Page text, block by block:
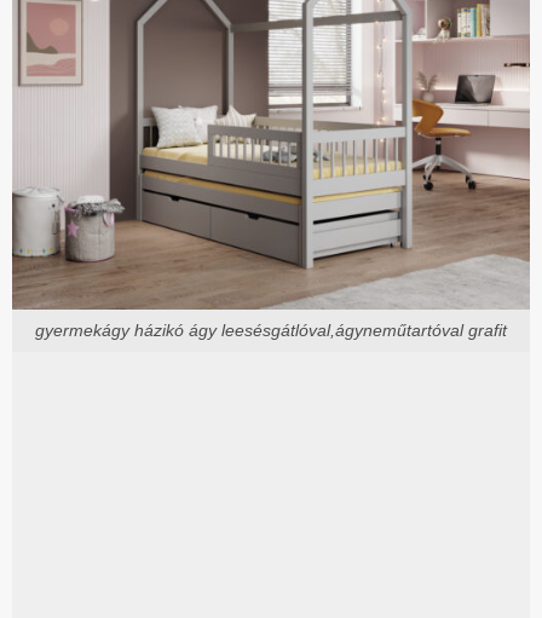
gyermekágy házikó ágy leesésgátlóval,ágyneműtartóval grafit